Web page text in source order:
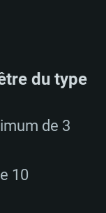
du type
de 3
10